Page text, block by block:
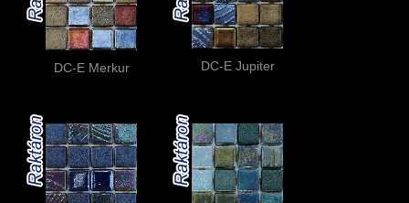
DC-E Merkur DC-E Jupiter